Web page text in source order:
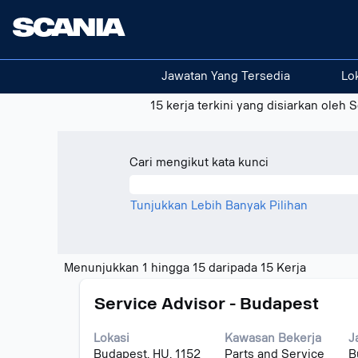
Jawatan Yang Tersedia
Pada masa ini tiada jawatan sedia
15 kerja terkini yang disiarkan oleh
Cari mengikut kata kunci
Tunjukkan Lebih Banyak Pilihan
Menunjukkan 1 hingga 15 daripada 15 KerjaHasil
untuk
1
Jawatan
Service Advisor - Budapest
Lokasi
Budapest, HU, 1152
Kawasan Bekerja
Parts and Service
Pilih
bar
ruang